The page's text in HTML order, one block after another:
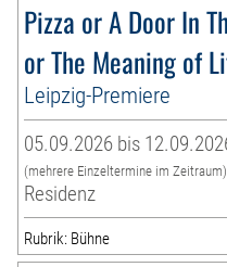
Pizza or A Door In
or The Meaning of
Leipzig-Premiere
05.09.2026 bis
(mehrere Einzeltermine im Zeitraum)
Residenz
Rubrik: Bühne